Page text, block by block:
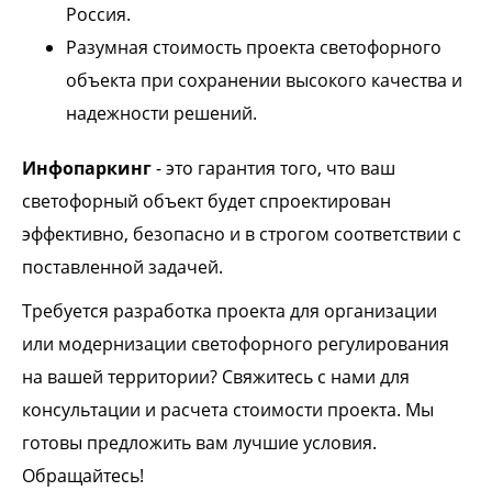
Россия.
Разумная стоимость проекта светофорного
объекта при сохранении высокого качества и
надежности решений.
Инфопаркинг- это гарантия того, что ваш
светофорный объект будет спроектирован
эффективно, безопасно и в строгом соответствии с
поставленной задачей.
Требуется разработка проекта для организации
или модернизации светофорного регулирования
на вашей территории? Свяжитесь с нами для
консультации и расчета стоимости проекта. Мы
готовы предложить вам лучшие условия.
Обращайтесь!